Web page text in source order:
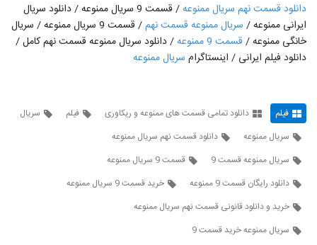
62
قسمت دهم سریال ممنوعه (سریال) (قانونی) |
دانلود قسمت 10 ممنوعه - 10- ده - HD
64
قسمت یازدهم ممنوعه(سریال)(کامل) دانلود
۱,۰۲۸ بازدید
65
دانلود قسمت نهم سریال ممنوعه
/ قسمت 9 سریال ممنوعه / دانلود سریال
ایرانی ممنوعه / سریال ممنوعه قسمت نهم
/ قسمت 9 سریال ممنوعه / سریال
خانگی ممنوعه / قسمت 9 ممنوعه
/ دانلود سریال ممنوعه قسمت نهم کامل /
دانلود فیلم ایرانی / اینستاگرام سریال ممنوعه
فیلم دانلود تمامی قسمت های ممنوعه و ریکاوری فیلم
سریال
سریال ممنوعه
دانلود قسمت نهم سریال ممنوعه
سریال ممنوعه قسمت 9
قسمت 9 سریال ممنوعه
دانلود رایگان قسمت 9 ممنوعه
خرید قسمت 9 سریال ممنوعه
خرید و دانلود قانونی قسمت نهم سریال ممنوعه
سریال ممنوعه خرید قسمت 9